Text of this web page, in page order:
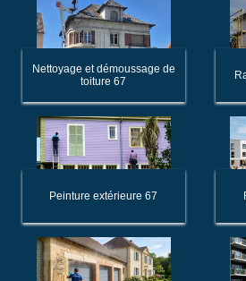
Nettoyage et démoussage de
toiture 67
Peinture extérieure 67